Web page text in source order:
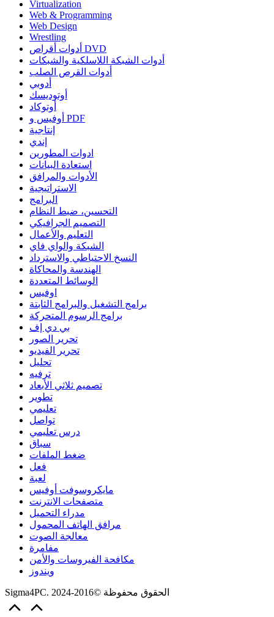
Virtualization
Web & Programming
Web Design
Wrestling
أدوات أقراص DVD
أدوات الشبكة اللاسلكية والشبكات
أدوات القرص الصلب
أدوبي
أوتوديسك
أوتوكاد
أوفيس و PDF
إنتاجية
إندي
ادوات المطورين
استعادة البيانات
الأدوات والمرافق
الاستراتيجية
البرامج
التحسين، ضبط النظام
التصميم الجرافيكي
التعليم والأعمال
الشبكة والواي فاي
النسخ الاحتياطي والاسترداد
الهندسة والمحاكاة
الوسائط المتعددة
اوفيس
برامج التشغيل والبرامج الثابتة
برامج الرسوم المتحركة
بي دي إف
تحرير الصور
تحرير الفيديو
تحليل
ترفيه
تصميم ثلاثي الأبعاد
تطوير
تعليمي
تواصل
درس تعليمي
سباق
ضغط الملفات
فعل
لعبة
مايكروسوفت أوفيس
متصفحات الانترنت
مدراء التحميل
مرافق الهاتف المحمول
معالجة الصوت
مفامرة
مكافحة الفيروسات والأمن
ويندوز
Sigma4PC. الحقوق محفوظة ©2016-2024